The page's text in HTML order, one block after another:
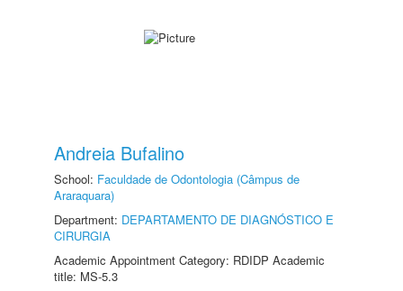
Andreia Bufalino
School: Faculdade de Odontologia (Câmpus de
Araraquara)
Department: DEPARTAMENTO DE DIAGNÓSTICO E
CIRURGIA
Academic Appointment Category: RDIDP Academic
title: MS-5.3